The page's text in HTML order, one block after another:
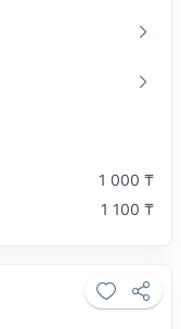
1 000 ₸
1 100 ₸